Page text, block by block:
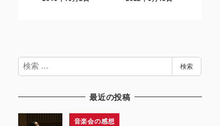
検
索
検索
最近の投稿
音楽会の感想